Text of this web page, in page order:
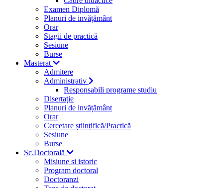
Examen Diplomă
Planuri de invățământ
Orar
Stagii de practică
Sesiune
Burse
Masterat
Admitere
Administrativ
Responsabili programe studiu
Disertație
Planuri de invățământ
Orar
Cercetare științifică/Practică
Sesiune
Burse
Șc.Doctorală
Misiune si istoric
Program doctoral
Doctoranzi